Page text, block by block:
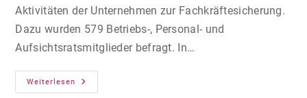
Aktivitäten der Unternehmen zur Fachkräftesicherung.
Dazu wurden 579 Betriebs-, Personal- und
Aufsichtsratsmitglieder befragt. In…
Weiterlesen
Ver.di-
Innovationsbarometer